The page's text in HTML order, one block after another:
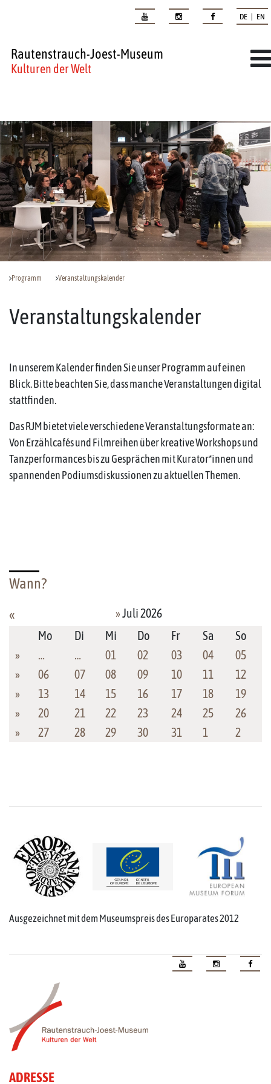
DE | EN
Rautenstrauch-Joest-Museum
Kulturen der Welt
Programm Veranstaltungskalender
Veranstaltungskalender
In unserem Kalender finden Sie unser Programm auf einen
Blick. Bitte beachten Sie, dass manche Veranstaltungen digital
stattfinden.
Das RJM bietet viele verschiedene Veranstaltungsformate an:
Von Erzählcafés und Filmreihen über kreative Workshops und
Tanzperformances bis zu Gesprächen mit Kurator*innen und
spannenden Podiumsdiskussionen zu aktuellen Themen.
Wann?
»
«
Juli 2026
Mo
Di Mi Do Fr Sa
So
»
… … 01 02 03 04
05
»
06 07 08 09 10 11
12
»
13 14 15 16 17 18
19
»
20 21 22 23 24 25
26
»
27 28 29 30 31 1 2
Ausgezeichnet mit dem Museumspreis des Europarates 2012
ADRESSE